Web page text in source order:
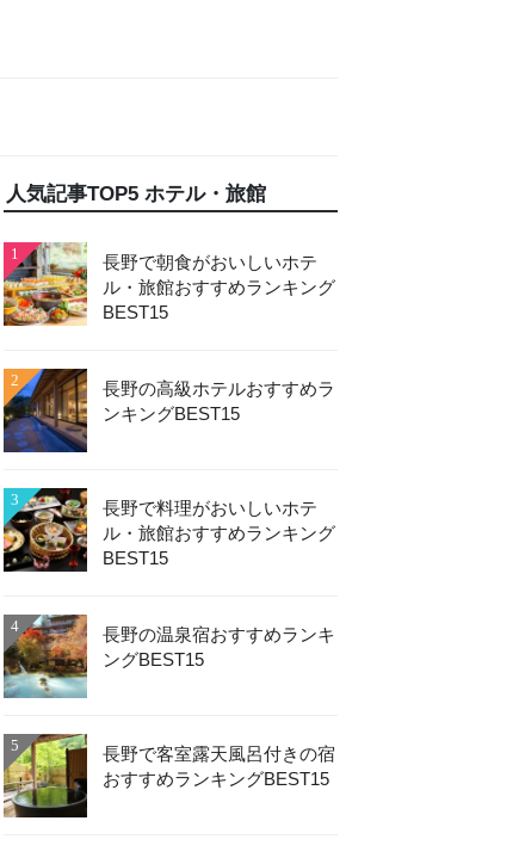
人気記事TOP5 ホテル・旅館
1
長野で朝食がおいしいホテ
ル・旅館おすすめランキング
BEST15
2
長野の高級ホテルおすすめラ
ンキングBEST15
3
長野で料理がおいしいホテ
ル・旅館おすすめランキング
BEST15
4
長野の温泉宿おすすめランキ
ングBEST15
5
長野で客室露天風呂付きの宿
おすすめランキングBEST15